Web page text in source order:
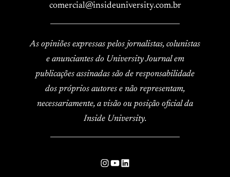
comercial@insideuniversity.com.br
As opiniões expressas pelos jornalistas, colunistas
e anunciantes do University Journal em
publicações assinadas são de responsabilidade
dos próprios autores e não representam,
necessariamente, a visão ou posição oficial da
Inside University.
Instagram
YouTube
LinkedIn